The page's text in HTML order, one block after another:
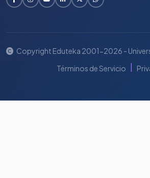
Copyright Eduteka 2001-2026 -
Términos de Servicio